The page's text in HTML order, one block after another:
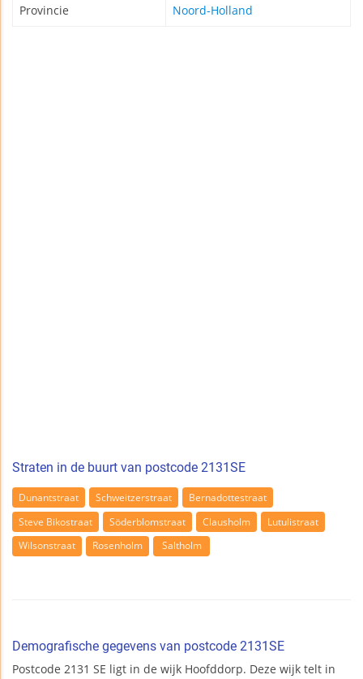
Provincie Noord-Holland
Straten in de buurt van postcode 2131SE
Dunantstraat Schweitzerstraat
Bernadottestraat
Steve Bikostraat
Söderblomstraat Clausholm
Lutulistraat
Wilsonstraat
Rosenholm Saltholm
Demografische gegevens van postcode 2131SE
Postcode 2131 SE ligt in de wijk Hoofddorp. Deze wijk telt in